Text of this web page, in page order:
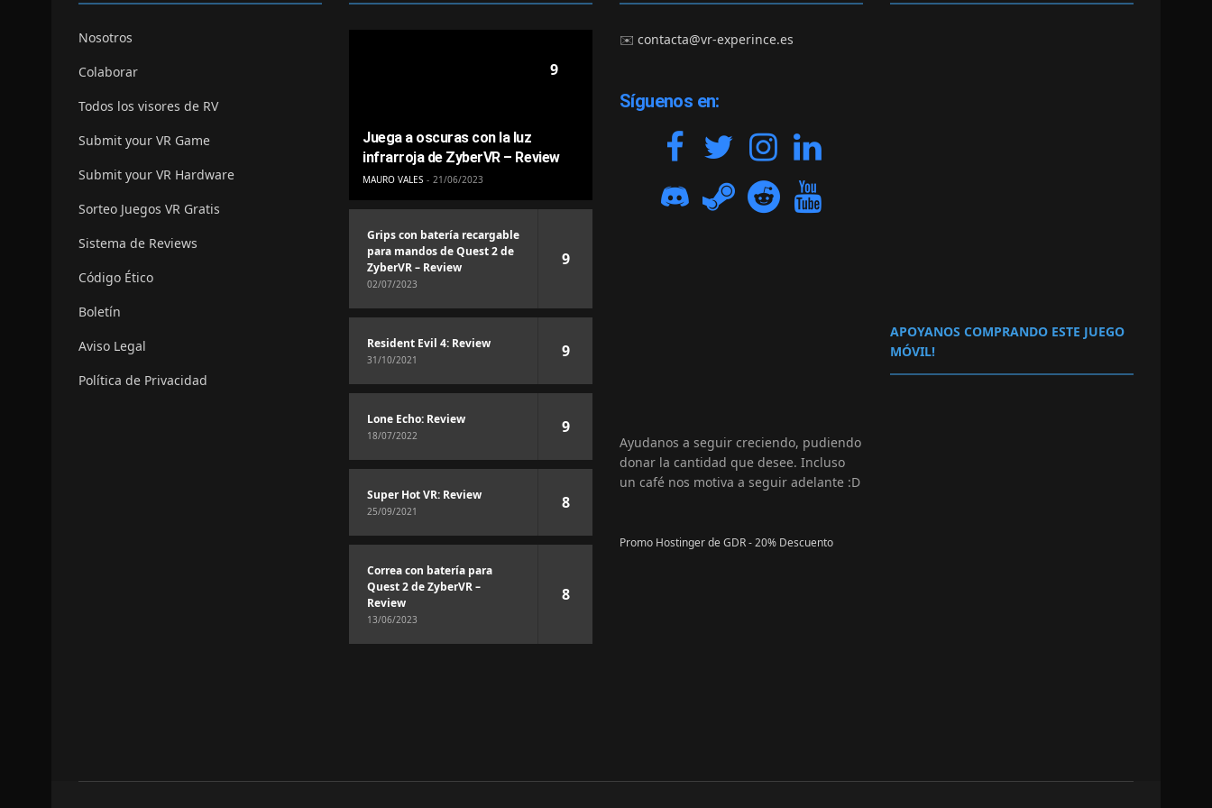
Nosotros
Colaborar
Todos los visores de RV
Submit your VR Game
Submit your VR Hardware
Sorteo Juegos VR Gratis
Sistema de Reviews
Código Ético
Boletín
Aviso Legal
Política de Privacidad
9
Juega a oscuras con la luz
infrarroja de ZyberVR – Review
MAURO VALES 21/06/2023
Grips con batería recargable
para mandos de Quest 2 de
ZyberVR – Review
02/07/2023
9
Resident Evil 4: Review
31/10/2021 9
Lone Echo: Review
18/07/2022 9
Super Hot VR: Review
25/09/2021 8
Correa con batería para
Quest 2 de ZyberVR –
Review
13/06/2023
8
✉️contacta@vr-experince.es
Síguenos en:
Ayudanos a seguir creciendo, pudiendo
donar la cantidad que desee. Incluso
un café nos motiva a seguir adelante :D
Promo Hostinger de GDR - 20% Descuento
APOYANOS COMPRANDO ESTE JUEGO
MÓVIL!